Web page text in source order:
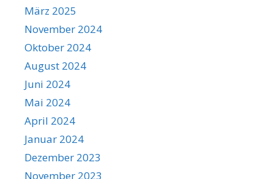
März 2025
November 2024
Oktober 2024
August 2024
Juni 2024
Mai 2024
April 2024
Januar 2024
Dezember 2023
November 2023